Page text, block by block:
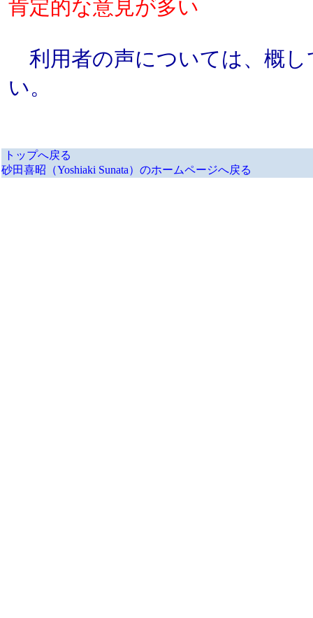
肯定的な意見が多い
利用者の声については、概し
い。
トップへ戻る
砂田喜昭（Yoshiaki Sunata）のホームページへ戻る